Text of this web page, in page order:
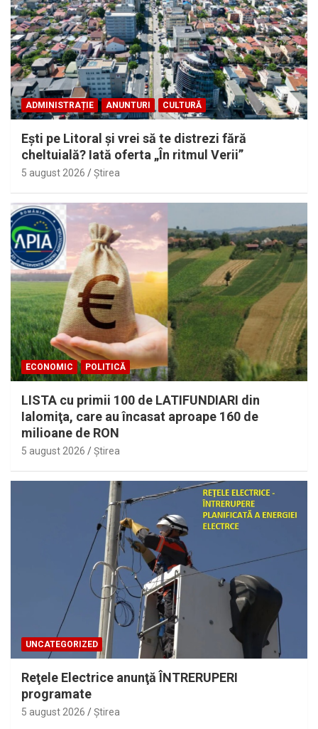
ADMINISTRAȚIE ANUNTURI CULTURĂ
Eşti pe Litoral şi vrei să te distrezi fără
cheltuială? Iată oferta „În ritmul Verii”
5 august 2026 Ştirea
ECONOMIC POLITICĂ
LISTA cu primii 100 de LATIFUNDIARI din
Ialomiţa, care au încasat aproape 160 de
milioane de RON
5 august 2026 Ştirea
UNCATEGORIZED
Reţele Electrice anunţă ÎNTRERUPERI
programate
5 august 2026 Ştirea